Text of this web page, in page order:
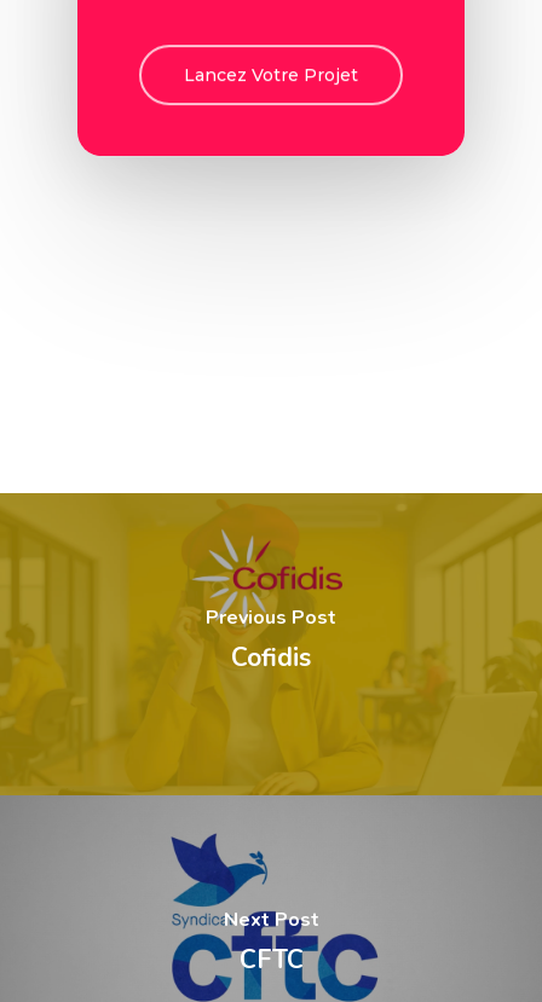
Lancez Votre Projet
Previous Post
Cofidis
Next Post
CFTC